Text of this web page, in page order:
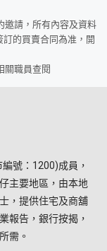
邀請，所有內容及資料
的買賣合同為准，開
關職員查閱
號：1200)成員，
主要地區，由本地
，提供住宅及商舖
報告，銀行按揭，
需。